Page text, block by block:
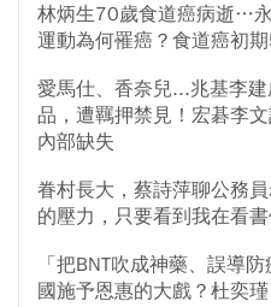
林炳生70歲食道癌病逝…
運動為何罹癌？食道癌初
愛馬仕、香奈兒...兆基李
品，遭羈押禁見！宏碁李
內部缺失
眷村長大，蔡詩萍聊公務
的壓力，只要看到我在看
「把BNT吹成神藥、誤導
國施予恩惠的大戲？杜奕